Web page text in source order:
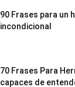
90 Frases para un
incondicional
70 Frases Para
capaces de